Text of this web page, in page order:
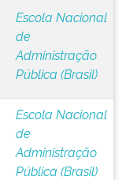
Escola Nacional
de
Administração
Pública (Brasil)
Escola Nacional
de
Administração
Pública (Brasil)